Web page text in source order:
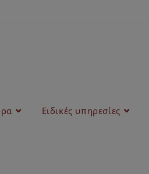
Ειδικές υπηρεσίες